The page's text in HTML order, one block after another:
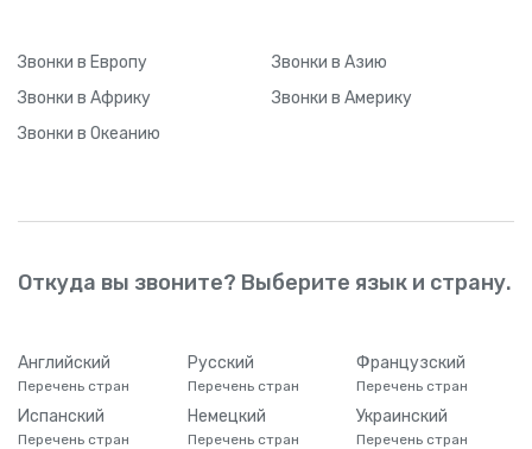
Звонки в Европу Звонки в Азию
Звонки в Африку Звонки в Америку
Звонки в Океанию
Откуда вы звоните? Выберите язык и страну.
Английский
Перечень стран
Русский
Перечень стран
Французский
Перечень стран
Испанский
Перечень стран
Немецкий
Перечень стран
Украинский
Перечень стран